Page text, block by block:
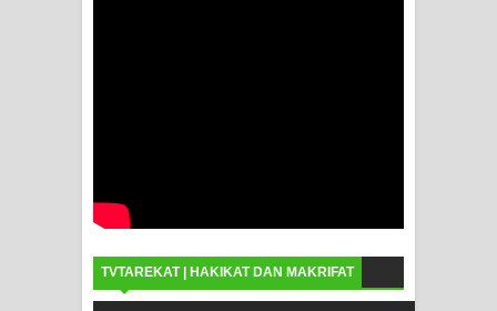
TVTAREKAT | HAKIKAT DAN MAKRIFAT